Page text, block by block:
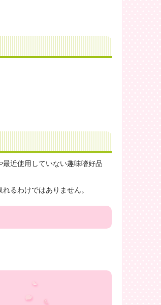
近使用していない趣味嗜好品
るわけではありません。